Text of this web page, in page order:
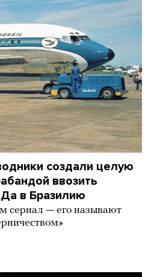
создали целую
ввозить
в Бразилию
сериал — его называют